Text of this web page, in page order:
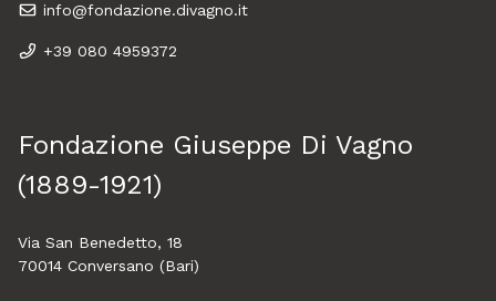
info@fondazione.divagno.it
+39 080 4959372
Fondazione Giuseppe Di Vagno
(1889-1921)
Via San Benedetto, 18
70014 Conversano (Bari)